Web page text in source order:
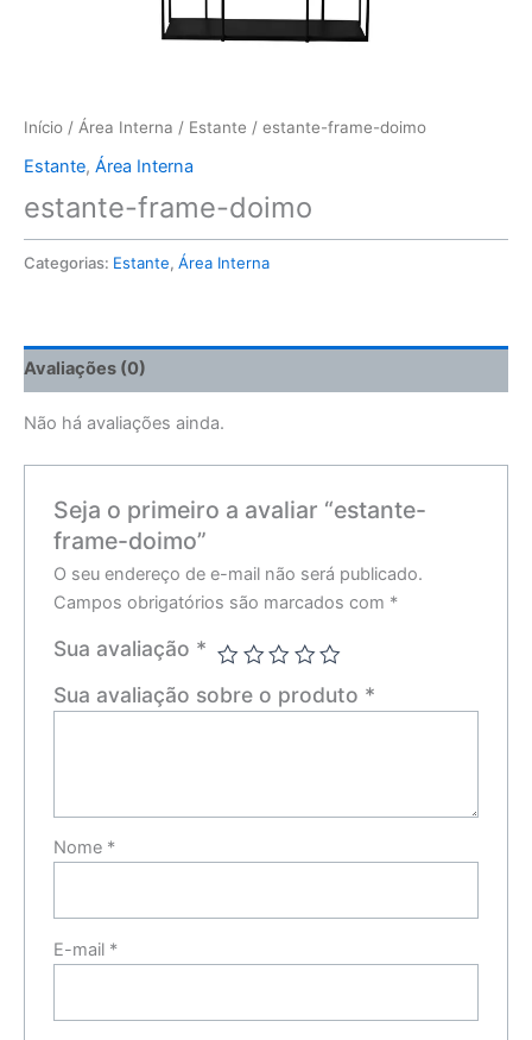
Início / Área Interna / Estante / estante-frame-doimo
Estante, Área Interna
estante-frame-doimo
Categorias: Estante, Área Interna
Avaliações (0)
Não há avaliações ainda.
Seja o primeiro a avaliar “estante-
frame-doimo”
O seu endereço de e-mail não será publicado.
Campos obrigatórios são marcados com *
Sua avaliação *
Sua avaliação sobre o produto *
Nome *
E-mail *